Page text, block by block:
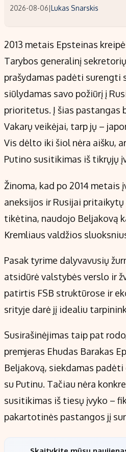
2026-08-06|Lukas Snarskis
2013 metais Epsteinas
Tarybos generalinį
prašydamas padėti surengti
siūlydamas savo požiūrį į
prioritetus. Į šias pastangas
Vakarų veikėjai, tarp jų –
Vis dėlto iki šiol nėra aišku,
Putino susitikimas iš tikrųjų
Žinoma, kad po 2014 metais
aneksijos ir Rusijai
tikėtina, naudojo Beljakovą
Kremliaus valdžios
Pasak tyrime dalyvavusių
atsidūrė valstybės verslo ir
patirtis FSB struktūrose ir
srityje darė jį idealiu
Susirašinėjimas taip pat
premjeras Ehudas Barakas
Beljakovą, siekdamas
su Putinu. Tačiau nėra
susitikimas iš tiesų įvyko –
pakartotinės pastangos jį